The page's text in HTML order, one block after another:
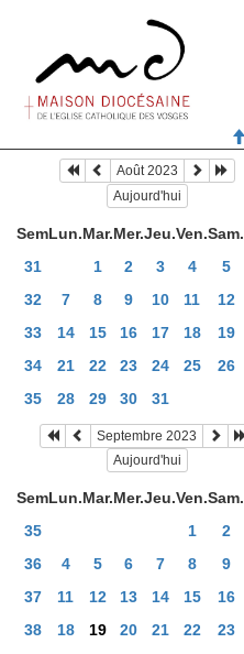
Août 2023
Aujourd'hui
SemLun.Mar.Mer.Jeu.Ven.Sam.
31
1 2 3 4 5
32
7 8 9 10 11 12
33
14 15 16 17 18 19
34
21 22 23 24 25 26
35
28 29 30 31
Septembre 2023
Aujourd'hui
SemLun.Mar.Mer.Jeu.Ven.Sam.
35
1 2
36
4 5 6 7 8 9
37
11 12 13 14 15 16
38
18 19 20 21 22 23